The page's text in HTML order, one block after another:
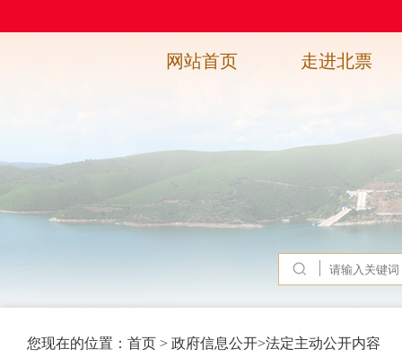
网站首页 走进北票
您现在的位置： 首页 > 政府信息公开>法定主动公开内容